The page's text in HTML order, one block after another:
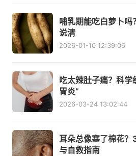
哺乳期能吃白萝卜
说清
2026-01-10 12:39:06
吃太辣肚子痛？科学
胃炎”
2026-03-24 13:02:44
耳朵总像塞了棉花？
与自救指南